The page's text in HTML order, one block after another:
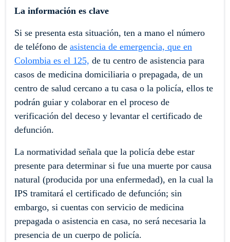
La información es clave
Si se presenta esta situación, ten a mano el número
de teléfono de asistencia de emergencia, que en
Colombia es el 125, de tu centro de asistencia para
casos de medicina domiciliaria o prepagada, de un
centro de salud cercano a tu casa o la policía, ellos te
podrán guiar y colaborar en el proceso de
verificación del deceso y levantar el certificado de
defunción.
La normatividad señala que la policía debe estar
presente para determinar si fue una muerte por causa
natural (producida por una enfermedad), en la cual la
IPS tramitará el certificado de defunción; sin
embargo, si cuentas con servicio de medicina
prepagada o asistencia en casa, no será necesaria la
presencia de un cuerpo de policía.